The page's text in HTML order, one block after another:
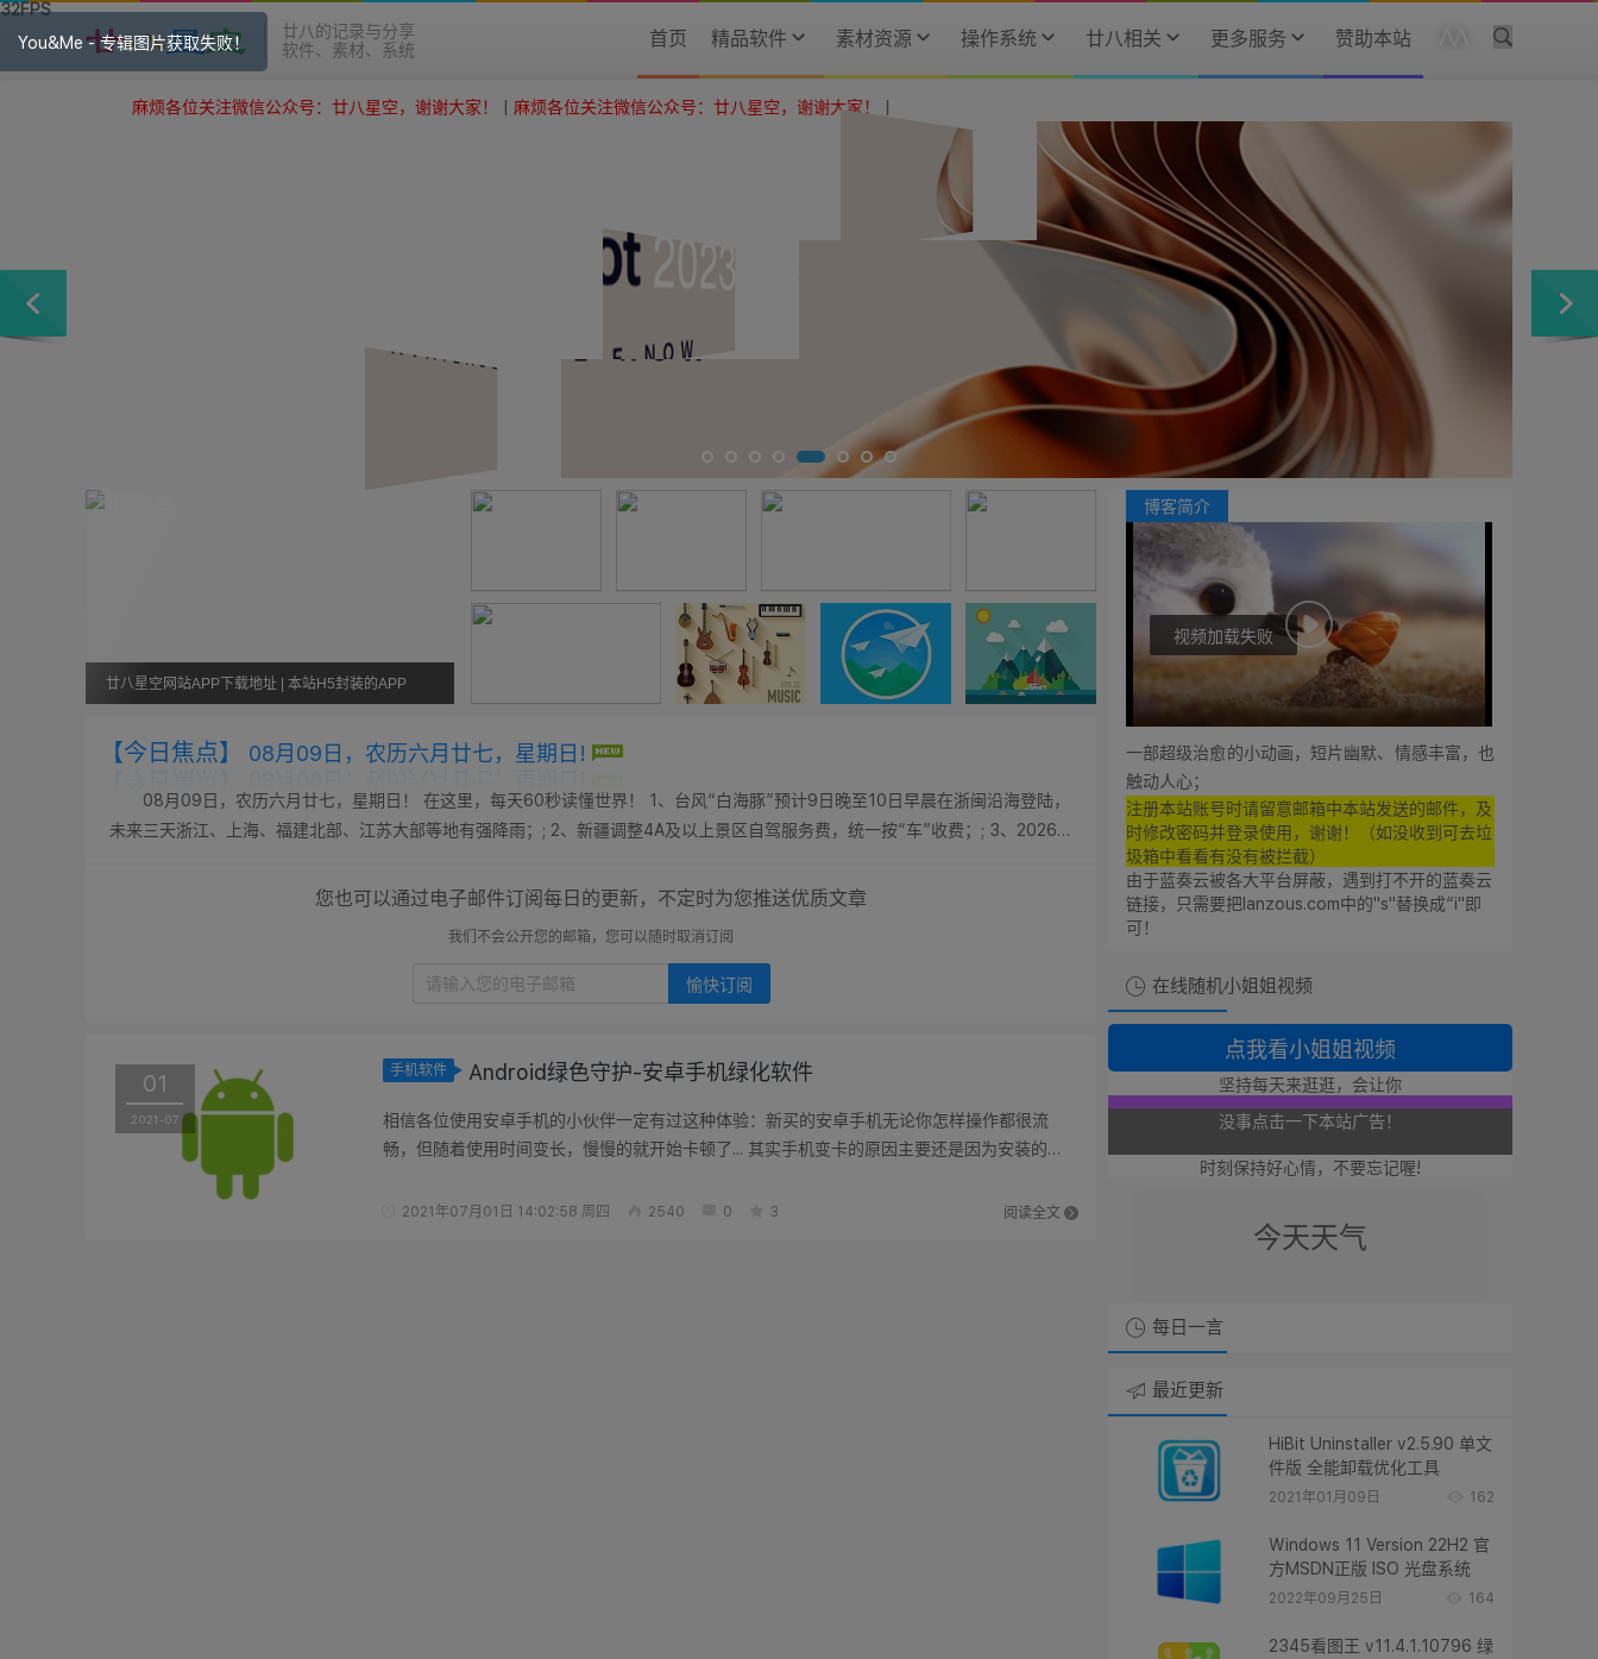
廿八的记录与分享
软件、素材、系统
首页 精品软件 素材资源 操作系统 廿八相关 更多服务 赞助本站
麻烦各位关注微信公众号：廿八星空，谢谢大家！|麻烦各位关注微信公众号：廿八星空，谢谢大家！|
廿八星空网站APP下载地址 | 本站H5封装的APP
【今日焦点】 08月09日，农历六月廿七，星期日!
08月09日，农历六月廿七，星期日！ 在这里，每天60秒读懂世界！ 1、台风“白海豚”预计9日晚至10日早晨在浙闽沿海登陆，
未来三天浙江、上海、福建北部、江苏大部等地有强降雨；; 2、新疆调整4A及以上景区自驾服务费，统一按“车”收费；; 3、2026
您也可以通过电子邮件订阅每日的更新，不定时为您推送优质文章
我们不会公开您的邮箱，您可以随时取消订阅
01
2021-07
手机软件 Android绿色守护-安卓手机绿化软件
相信各位使用安卓手机的小伙伴一定有过这种体验：新买的安卓手机无论你怎样操作都很流
畅，但随着使用时间变长，慢慢的就开始卡顿了... 其实手机变卡的原因主要还是因为安装的
阅读全文
2021年07月01日 14:02:58 周四 2540 0 3
博客简介
0:00 0:00
视频加载失败
一部超级治愈的小动画，短片幽默、情感丰富，也
触动人心；
注册本站账号时请留意邮箱中本站发送的邮件，及
时修改密码并登录使用，谢谢！（如没收到可去垃
圾箱中看看有没有被拦截）
由于蓝奏云被各大平台屏蔽，遇到打不开的蓝奏云
链接，只需要把lanzous.com中的"s"替换成“i"即
可！
在线随机小姐姐视频
点我看小姐姐视频
坚持每天来逛逛，会让你
想支持廿八星空的朋友！
可以点击本站的广告奥！
也是支持廿八星空奥！
时刻保持好心情，不要忘记喔!
今天天气
每日一言
最近更新
HiBit Uninstaller v2.5.90 单文
件版 全能卸载优化工具
2021年01月09日 162
Windows 11 Version 22H2 官
方MSDN正版 ISO 光盘系统
2022年09月25日 164
2345看图王 v11.4.1.10796 绿